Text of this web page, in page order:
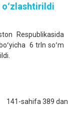
Respublikasida
6 trln soʻm
141-sahifa 389 dan